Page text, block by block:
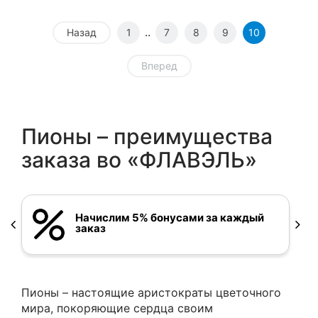
Назад 1 .. 7 8 9 10
Вперед
Пионы – преимущества
заказа во «ФЛАВЭЛЬ»
Начислим 5% бонусами за каждый
заказ
Пионы – настоящие аристократы цветочного
мира, покоряющие сердца своим